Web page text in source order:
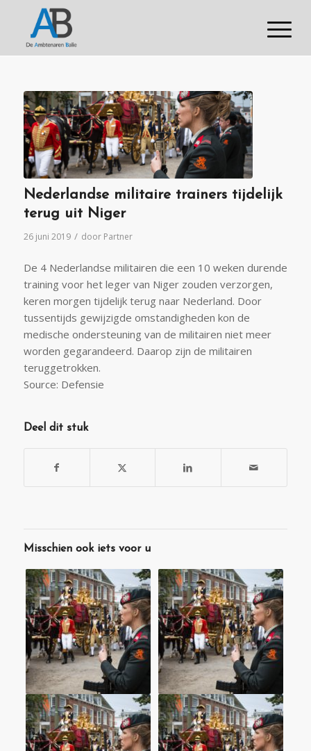
Nederlandse militaire trainers tijdelijk
terug uit Niger
26 juni 2019 / door Partner
De 4 Nederlandse militairen die een 10 weken durende
training voor het leger van Niger zouden verzorgen,
keren morgen tijdelijk terug naar Nederland. Door
tussentijds gewijzigde omstandigheden kon de
medische ondersteuning van de militairen niet meer
worden gegarandeerd. Daarop zijn de militairen
teruggetrokken.
Source: Defensie
Deel dit stuk
Misschien ook iets voor u